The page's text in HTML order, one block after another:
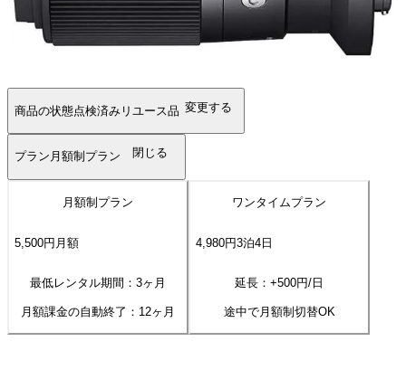
商品の状態点検済みリユース品 変更する
プラン 月額制プラン 閉じる
月額制プラン
5,500円 月額
最低レンタル期間：3ヶ月
月額課金の自動終了： 12ヶ月
ワンタイムプラン
4,980円3泊4日
延長：+500円/日
途中で月額制切替OK